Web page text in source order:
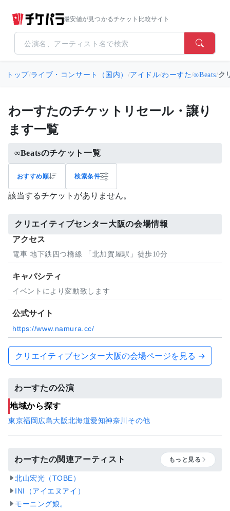
最安値が見つかるチケット比較サイト
トップ/ライブ・コンサート（国内） /アイドル/わーすた/∞Beats/ク
わーすたのチケットリセール・譲り
ます一覧
∞Beatsのチケット一覧
おすすめ順 検索条件
該当するチケットがありません。
クリエイティブセンター大阪の会場情報
アクセス
電車 地下鉄四つ橋線 「北加賀屋駅」徒歩10分
キャパシティ
イベントにより変動致します
公式サイト
https://www.namura.cc/
クリエイティブセンター大阪の会場ページを見る →
わーすたの公演
地域から探す
東京福岡広島大阪北海道愛知神奈川 その他
わーすたの関連アーティスト もっと見る
北山宏光（TOBE）
INI（アイエヌアイ）
モーニング娘。